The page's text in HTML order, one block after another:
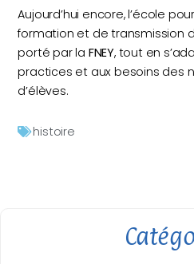
Aujourd’hui encore, l’école
formation et de transmission
porté par la FNEY, tout en
practices et aux besoins des
d’élèves.
histoire